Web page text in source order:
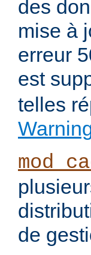
des
mise à
erreur
est
telles
de